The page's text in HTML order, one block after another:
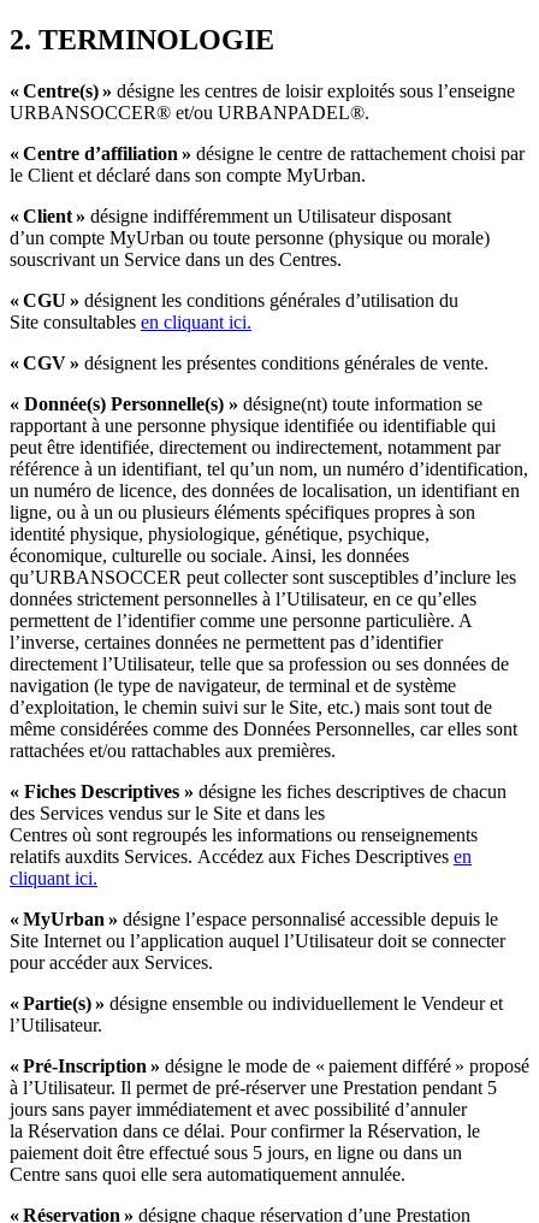
2. TERMINOLOGIE
« Centre(s) » désigne les centres de loisir exploités sous l’enseigne
URBANSOCCER® et/ou URBANPADEL®.
« Centre d’affiliation » désigne le centre de rattachement choisi par
le Client et déclaré dans son compte MyUrban.
« Client » désigne indifféremment un Utilisateur disposant
d’un compte MyUrban ou toute personne (physique ou morale)
souscrivant un Service dans un des Centres.
« CGU » désignent les conditions générales d’utilisation du
Site consultables en cliquant ici.
« CGV » désignent les présentes conditions générales de vente.
« Donnée(s) Personnelle(s) » désigne(nt) toute information se
rapportant à une personne physique identifiée ou identifiable qui
peut être identifiée, directement ou indirectement, notamment par
référence à un identifiant, tel qu’un nom, un numéro d’identification,
un numéro de licence, des données de localisation, un identifiant en
ligne, ou à un ou plusieurs éléments spécifiques propres à son
identité physique, physiologique, génétique, psychique,
économique, culturelle ou sociale. Ainsi, les données
qu’URBANSOCCER peut collecter sont susceptibles d’inclure les
données strictement personnelles à l’Utilisateur, en ce qu’elles
permettent de l’identifier comme une personne particulière. A
l’inverse, certaines données ne permettent pas d’identifier
directement l’Utilisateur, telle que sa profession ou ses données de
navigation (le type de navigateur, de terminal et de système
d’exploitation, le chemin suivi sur le Site, etc.) mais sont tout de
même considérées comme des Données Personnelles, car elles sont
rattachées et/ou rattachables aux premières.
« Fiches Descriptives » désigne les fiches descriptives de chacun
des Services vendus sur le Site et dans les
Centres où sont regroupés les informations ou renseignements
relatifs auxdits Services. Accédez aux Fiches Descriptives en
cliquant ici.
« MyUrban » désigne l’espace personnalisé accessible depuis le
Site Internet ou l’application auquel l’Utilisateur doit se connecter
pour accéder aux Services.
« Partie(s) » désigne ensemble ou individuellement le Vendeur et
l’Utilisateur.
«Pré-Inscription » désigne le mode de « paiement différé » proposé
à l’Utilisateur. Il permet de pré-réserver une Prestation pendant 5
jours sans payer immédiatement et avec possibilité d’annuler
la Réservation dans ce délai. Pour confirmer la Réservation, le
paiement doit être effectué sous 5 jours, en ligne ou dans un
Centre sans quoi elle sera automatiquement annulée.
« Réservation » désigne chaque réservation d’une Prestation